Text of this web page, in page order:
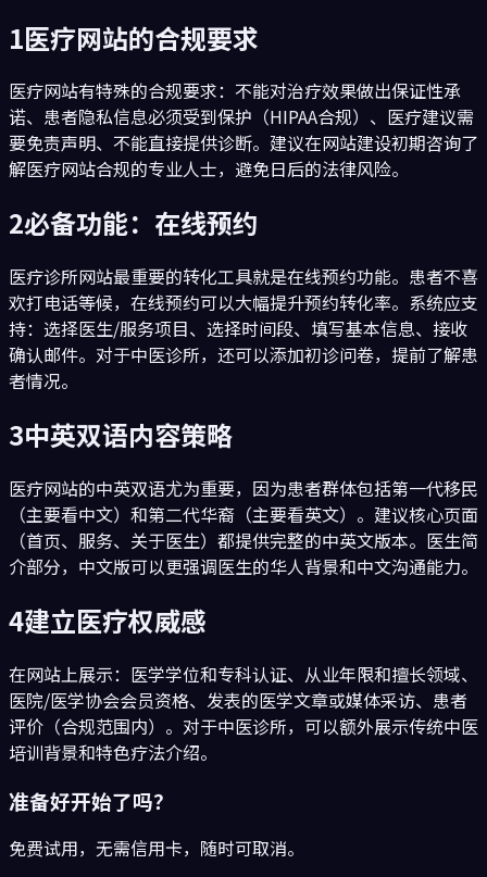
1医疗网站的合规要求
医疗网站有特殊的合规要求：不能对治疗效果做出保证性承
诺、患者隐私信息必须受到保护（HIPAA合规）、医疗建议需
要免责声明、不能直接提供诊断。建议在网站建设初期咨询了
解医疗网站合规的专业人士，避免日后的法律风险。
2必备功能：在线预约
医疗诊所网站最重要的转化工具就是在线预约功能。患者不喜
欢打电话等候，在线预约可以大幅提升预约转化率。系统应支
持：选择医生/服务项目、选择时间段、填写基本信息、接收
确认邮件。对于中医诊所，还可以添加初诊问卷，提前了解患
者情况。
3中英双语内容策略
医疗网站的中英双语尤为重要，因为患者群体包括第一代移民
（主要看中文）和第二代华裔（主要看英文）。建议核心页面
（首页、服务、关于医生）都提供完整的中英文版本。医生简
介部分，中文版可以更强调医生的华人背景和中文沟通能力。
4建立医疗权威感
在网站上展示：医学学位和专科认证、从业年限和擅长领域、
医院/医学协会会员资格、发表的医学文章或媒体采访、患者
评价（合规范围内）。对于中医诊所，可以额外展示传统中医
培训背景和特色疗法介绍。
准备好开始了吗？
免费试用，无需信用卡，随时可取消。